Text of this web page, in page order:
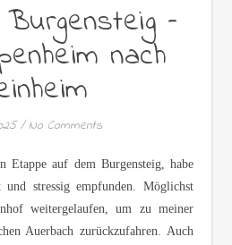
–
nach
/ No Comments
stressig empfunden. Möglichst
weitergelaufen, um zu meiner
Auerbach zurückzufahren. Auch